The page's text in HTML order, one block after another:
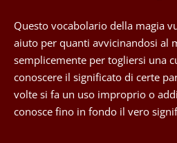
Questo vocabolario della magia
aiuto per quanti avvicinandosi al
semplicemente per togliersi una
conoscere il significato di certe
volte si fa un uso improprio o
conosce fino in fondo il vero